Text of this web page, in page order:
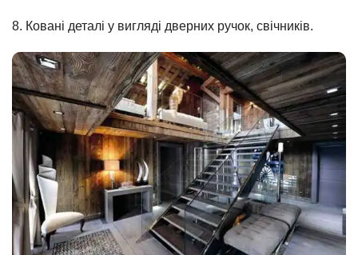
8. Ковані деталі у вигляді дверних ручок, свічників.